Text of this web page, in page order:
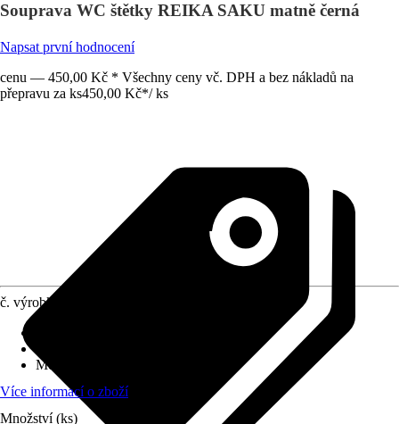
Souprava WC štětky REIKA SAKU matně černá
Napsat první hodnocení
cenu — 450,00 Kč * Všechny ceny vč. DPH a bez nákladů na
přepravu za ks450,00 Kč*/ ks
č. výrobku
Možnost upevnění
Více informací o zboží
Množství (ks)